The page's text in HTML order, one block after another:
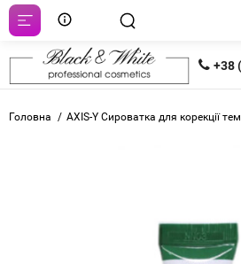
+38
Головна AXIS-Y Сироватка для корекції